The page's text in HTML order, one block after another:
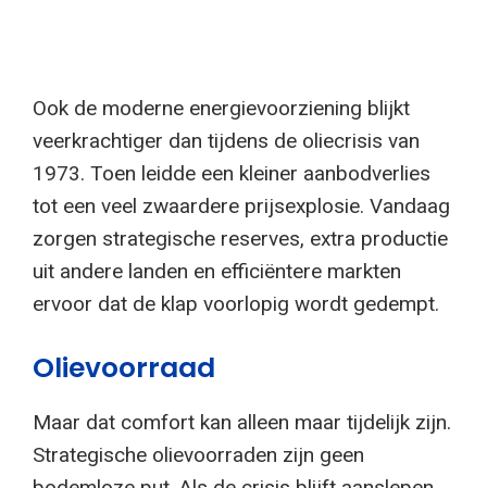
Ook de moderne energievoorziening blijkt
veerkrachtiger dan tijdens de oliecrisis van
1973. Toen leidde een kleiner aanbodverlies
tot een veel zwaardere prijsexplosie. Vandaag
zorgen strategische reserves, extra productie
uit andere landen en efficiëntere markten
ervoor dat de klap voorlopig wordt gedempt.
Olievoorraad
Maar dat comfort kan alleen maar tijdelijk zijn.
Strategische olievoorraden zijn geen